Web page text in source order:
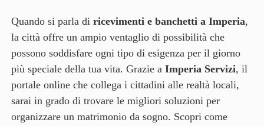
Quando si parla di ricevimenti e banchetti a Imperia,
la città offre un ampio ventaglio di possibilità che
possono soddisfare ogni tipo di esigenza per il giorno
più speciale della tua vita. Grazie a Imperia Servizi, il
portale online che collega i cittadini alle realtà locali,
sarai in grado di trovare le migliori soluzioni per
organizzare un matrimonio da sogno. Scopri come